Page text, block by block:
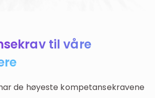
til våre
de høyeste kompetansekravene